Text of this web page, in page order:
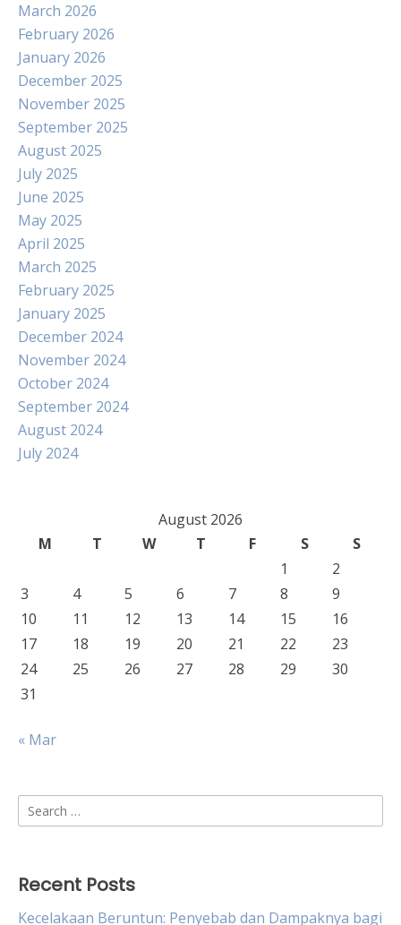
March 2026
February 2026
January 2026
December 2025
November 2025
September 2025
August 2025
July 2025
June 2025
May 2025
April 2025
March 2025
February 2025
January 2025
December 2024
November 2024
October 2024
September 2024
August 2024
July 2024
August 2026
M
T W T F S
S
1
2
3
4 5 6 7 8
9
10
11 12 13 14 15
16
17
18 19 20 21 22
23
24
25 26 27 28 29
30
31
« Mar
Search
for:
Recent Posts
Kecelakaan Beruntun: Penyebab dan Dampaknya bagi